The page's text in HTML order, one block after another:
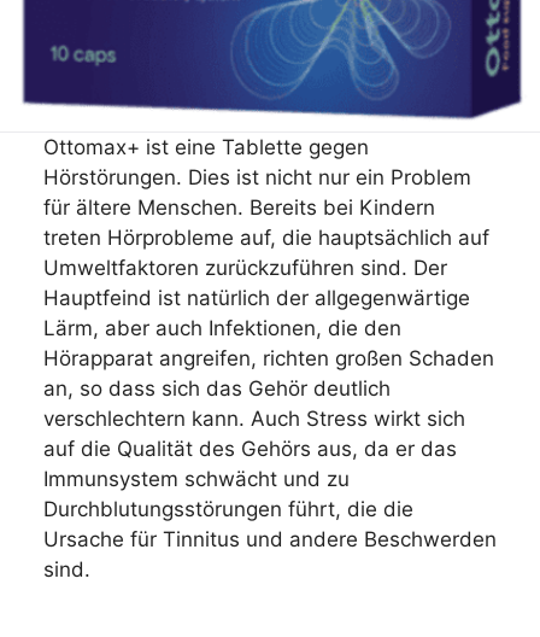
Ottomax+ ist eine Tablette gegen
Hörstörungen. Dies ist nicht nur ein Problem
für ältere Menschen. Bereits bei Kindern
treten Hörprobleme auf, die hauptsächlich auf
Umweltfaktoren zurückzuführen sind. Der
Hauptfeind ist natürlich der allgegenwärtige
Lärm, aber auch Infektionen, die den
Hörapparat angreifen, richten großen Schaden
an, so dass sich das Gehör deutlich
verschlechtern kann. Auch Stress wirkt sich
auf die Qualität des Gehörs aus, da er das
Immunsystem schwächt und zu
Durchblutungsstörungen führt, die die
Ursache für Tinnitus und andere Beschwerden
sind.